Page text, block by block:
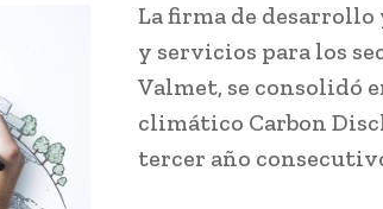
La firma de
y servicios para los
Valmet, se consolidó
climático Carbon
tercer año